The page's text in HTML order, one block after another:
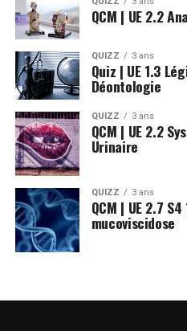
QCM | UE 2.2
QUIZZ 3 ans
Quiz | UE 1.3
Déontologie
QUIZZ 3 ans
QCM | UE 2.2
Urinaire
QUIZZ 3 ans
QCM | UE 2.7
mucoviscidose